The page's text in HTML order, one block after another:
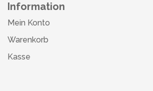
Information
Mein Konto
Warenkorb
Kasse